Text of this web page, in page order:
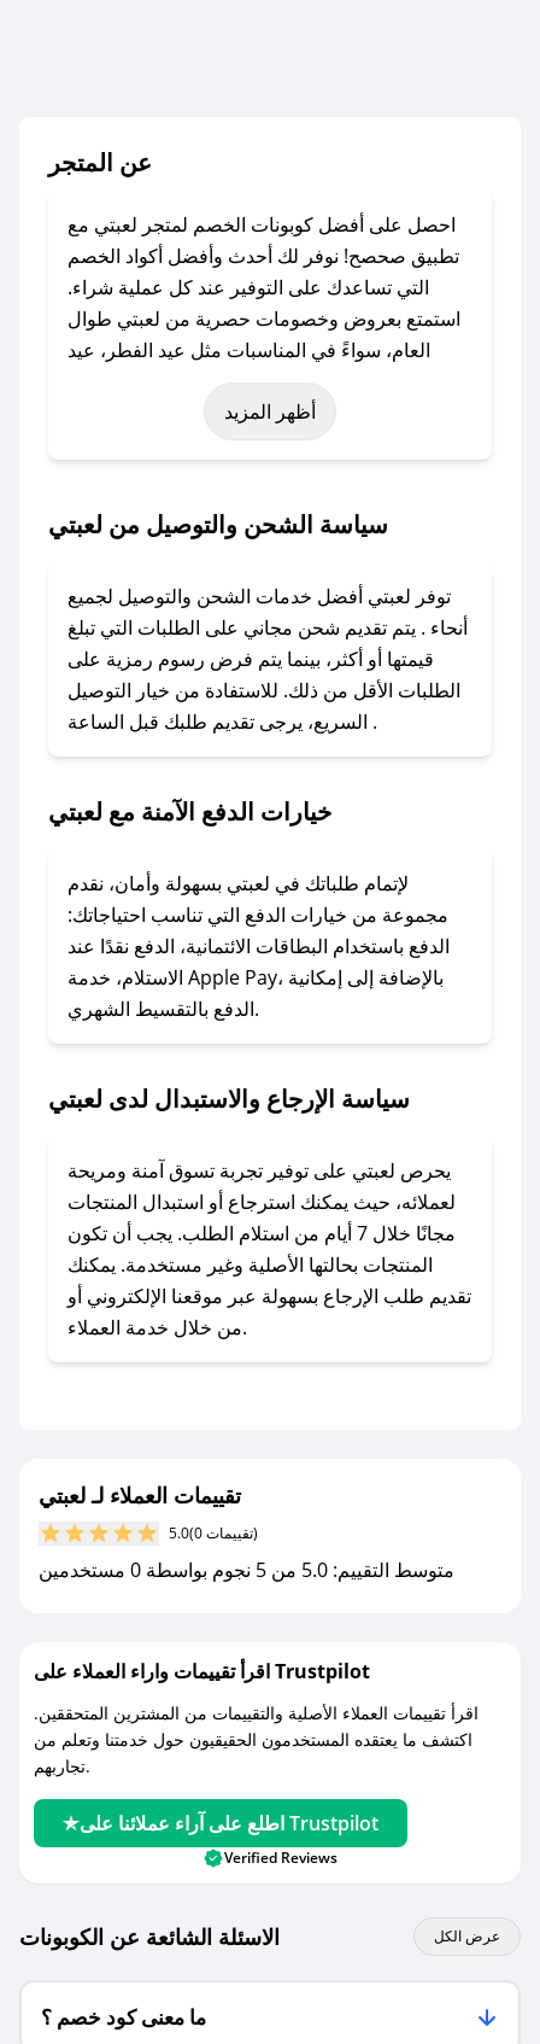
عن المتجر
احصل على أفضل كوبونات الخصم لمتجر لعبتي مع
تطبيق صحصح! نوفر لك أحدث وأفضل أكواد الخصم
التي تساعدك على التوفير عند كل عملية شراء.
استمتع بعروض وخصومات حصرية من لعبتي طوال
العام، سواءً في المناسبات مثل عيد الفطر، عيد
الأضحى، الجمعة البيضاء (شهر نوفمبر)، رمضان،
اليوم الوطني، يوم التأسيس، أو حتى عروض خاصة
باستخدام تطبيق صحصح، يمكنك العثور بسهولة على
تواصل معنا عبر تويتر أو البريد الإلكتروني لإضافته
بسرعة.
### كيفية استخدام كود خصم لعبتي؟
1. انسخ كود الخصم من تطبيق صحصح.
2. الصقه في خانة الدفع عند التسوق من لعبتي.
### ماذا أفعل إذا لم يعمل كود الخصم؟
الرسائل الخاصة على تويتر أو البريد الإلكتروني،
وسنقوم بحل المشكلة في أسرع وقت ممكن.
### ماذا أفعل إذا لم أجد كود خصم لمتجري
المفضل؟
في حال عدم توفر كوبونات لمتجرك المفضل، يمكنك
أسرع وقت ممكن.
### كيف تحصل على كوبونات خصم حصرية من
لعبتي؟
للحصول على كوبونات وخصومات حصرية، قم بما
يلي:
- اضغط على أيقونة متابعة لمتجر لعبتي في تطبيق
صحصح.
مع صحصح، تسوق بذكاء ووفّر على كل مشترياتك مع
أظهر المزيد
سياسة الشحن والتوصيل من لعبتي
توفر لعبتي أفضل خدمات الشحن والتوصيل لجميع
أنحاء . يتم تقديم شحن مجاني على الطلبات التي تبلغ
قيمتها أو أكثر، بينما يتم فرض رسوم رمزية على
الطلبات الأقل من ذلك. للاستفادة من خيار التوصيل
السريع، يرجى تقديم طلبك قبل الساعة .
خيارات الدفع الآمنة مع لعبتي
لإتمام طلباتك في لعبتي بسهولة وأمان، نقدم
مجموعة من خيارات الدفع التي تناسب احتياجاتك:
الدفع باستخدام البطاقات الائتمانية، الدفع نقدًا عند
الاستلام، خدمة Apple Pay، بالإضافة إلى إمكانية
الدفع بالتقسيط الشهري.
سياسة الإرجاع والاستبدال لدى لعبتي
يحرص لعبتي على توفير تجربة تسوق آمنة ومريحة
لعملائه، حيث يمكنك استرجاع أو استبدال المنتجات
مجانًا خلال 7 أيام من استلام الطلب. يجب أن تكون
المنتجات بحالتها الأصلية وغير مستخدمة. يمكنك
تقديم طلب الإرجاع بسهولة عبر موقعنا الإلكتروني أو
من خلال خدمة العملاء.
تقييمات العملاء لـ لعبتي
5.0 (0 تقييمات)
متوسط التقييم: 5.0 من 5 نجوم بواسطة 0 مستخدمين
اقرأ تقييمات واراء العملاء على Trustpilot
اقرأ تقييمات العملاء الأصلية والتقييمات من المشترين المتحققين.
اكتشف ما يعتقده المستخدمون الحقيقيون حول خدمتنا وتعلم من
تجاربهم.
اطلع على آراء عملائنا على Trustpilot
Verified Reviews
الاسئلة الشائعة عن الكوبونات عرض الكل
ما معنى كود خصم ؟